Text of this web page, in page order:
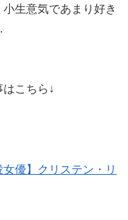
生意気であまり好き
こちら↓
優】クリステン・リ